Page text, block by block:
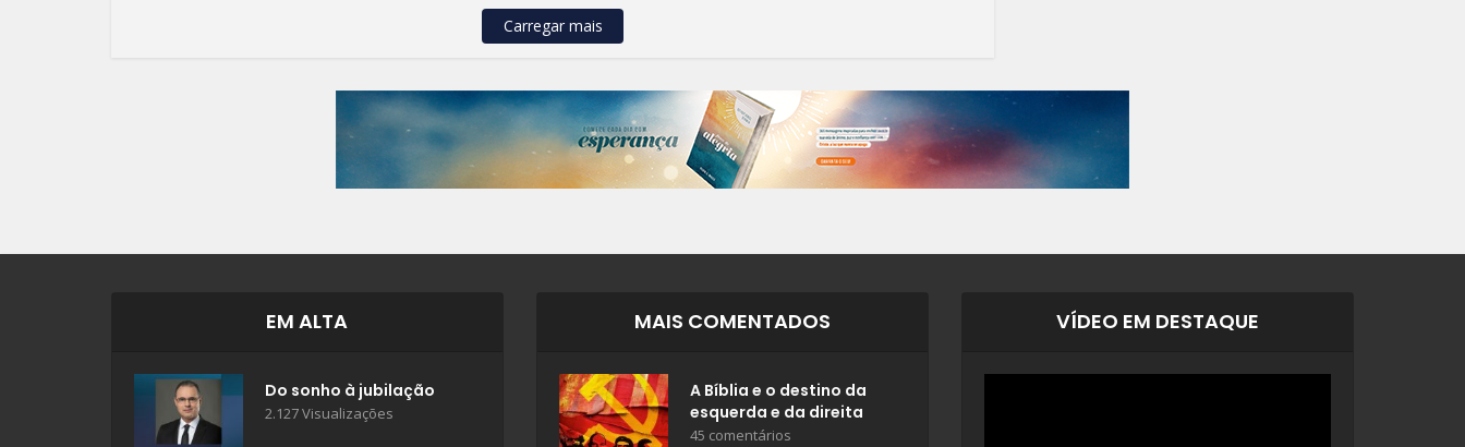
Carregar mais
EM ALTA
Do sonho à jubilação
2.127 Visualizações
MAIS COMENTADOS
A Bíblia e o destino da
esquerda e da direita
45 comentários
VÍDEO EM DESTAQUE